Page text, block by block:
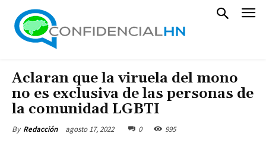
Aclaran que la viruela del mono
no es exclusiva de las personas de
la comunidad LGBTI
By Redacción agosto 17, 2022 0 995